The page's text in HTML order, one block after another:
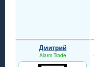
Дмитрий
Alarm Trade